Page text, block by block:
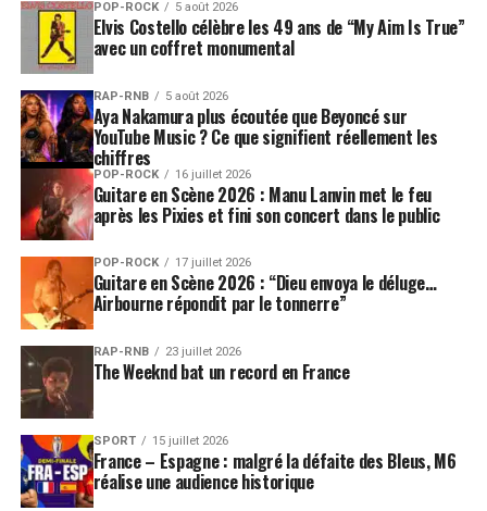
POP-ROCK 5 août 2026
Elvis Costello célèbre les 49 ans de “My Aim Is True”
avec un coffret monumental
RAP-RNB 5 août 2026
Aya Nakamura plus écoutée que Beyoncé sur
YouTube Music ? Ce que signifient réellement les
chiffres
POP-ROCK 16 juillet 2026
Guitare en Scène 2026 : Manu Lanvin met le feu
après les Pixies et fini son concert dans le public
POP-ROCK 17 juillet 2026
Guitare en Scène 2026 : “Dieu envoya le déluge…
Airbourne répondit par le tonnerre”
RAP-RNB 23 juillet 2026
The Weeknd bat un record en France
SPORT 15 juillet 2026
France – Espagne : malgré la défaite des Bleus, M6
réalise une audience historique